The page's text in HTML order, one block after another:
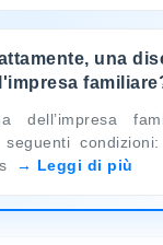
una
dell’impresa
condizioni:
Leggi di più